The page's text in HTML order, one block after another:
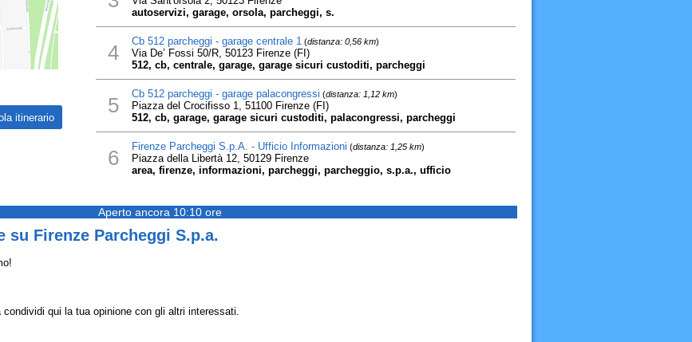
autoservizi, garage, orsola, parcheggi, s.
4 Cb 512 parcheggi - garage centrale 1 (distanza: 0,56 km)
Via De’ Fossi 50/R, 50123 Firenze (FI)
512, cb, centrale, garage, garage sicuri custoditi, parcheggi
5 Cb 512 parcheggi - garage palacongressi (distanza: 1,12 km)
Piazza del Crocifisso 1, 51100 Firenze (FI)
512, cb, garage, garage sicuri custoditi, palacongressi, parcheggi
6 Firenze Parcheggi S.p.A. - Ufficio Informazioni (distanza: 1,25 km)
Piazza della Libertà 12, 50129 Firenze
area, firenze, informazioni, parcheggi, parcheggio, s.p.a., ufficio
Aperto ancora 10:10 ore
su Firenze Parcheggi S.p.a.
qui la tua opinione con gli altri interessati.